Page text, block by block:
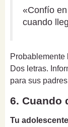
«Confío
cuando
Probablemente
Dos letras.
para sus
6. Cuando
Tu